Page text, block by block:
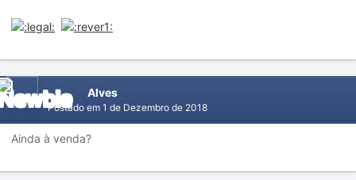
Alves
Postado em 1 de Dezembro de 2018
Ainda à venda?